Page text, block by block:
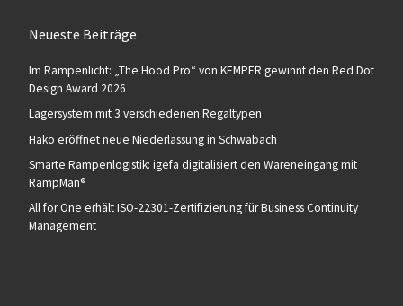
Neueste Beiträge
Im Rampenlicht: „The Hood Pro“ von KEMPER gewinnt den Red Dot
Design Award 2026
Lagersystem mit 3 verschiedenen Regaltypen
Hako eröffnet neue Niederlassung in Schwabach
Smarte Rampenlogistik: igefa digitalisiert den Wareneingang mit
RampMan®
All for One erhält ISO-22301-Zertifizierung für Business Continuity
Management